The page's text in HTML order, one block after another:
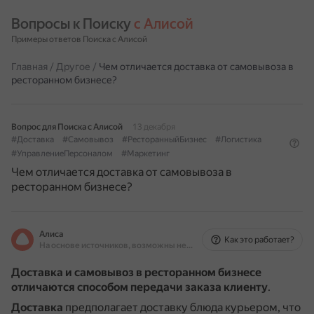
Вопросы к Поиску с Алисой
Примеры ответов Поиска с Алисой
Главная / Другое / Чем отличается доставка от самовывоза в
ресторанном бизнесе?
Вопрос для Поиска с Алисой
13 декабря
#Доставка
#Самовывоз #РесторанныйБизнес
#Логистика
#УправлениеПерсоналом
#Маркетинг
Чем отличается доставка от самовывоза в
ресторанном бизнесе?
Алиса
На основе источников, возможны неточности
Как это работает?
Доставка и самовывоз в ресторанном бизнесе
отличаются способом передачи заказа клиенту.
Доставка предполагает доставку блюда курьером, что